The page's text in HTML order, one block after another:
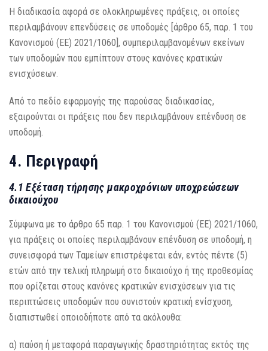
Η διαδικασία αφορά σε ολοκληρωμένες πράξεις, οι οποίες
περιλαμβάνουν επενδύσεις σε υποδομές [άρθρο 65, παρ. 1 του
Κανονισμού (ΕΕ) 2021/1060], συμπεριλαμβανομένων εκείνων
των υποδομών που εμπίπτουν στους κανόνες κρατικών
ενισχύσεων.
Από το πεδίο εφαρμογής της παρούσας διαδικασίας,
εξαιρούνται οι πράξεις που δεν περιλαμβάνουν επένδυση σε
υποδομή.
4. Περιγραφή
4.1 Εξέταση τήρησης μακροχρόνιων υποχρεώσεων
δικαιούχου
Σύμφωνα με το άρθρο 65 παρ. 1 του Κανονισμού (ΕΕ) 2021/1060,
για πράξεις οι οποίες περιλαμβάνουν επένδυση σε υποδομή, η
συνεισφορά των Ταμείων επιστρέφεται εάν, εντός πέντε (5)
ετών από την τελική πληρωμή στο δικαιούχο ή της προθεσμίας
που ορίζεται στους κανόνες κρατικών ενισχύσεων για τις
περιπτώσεις υποδομών που συνιστούν κρατική ενίσχυση,
διαπιστωθεί οποιοδήποτε από τα ακόλουθα:
α) παύση ή μεταφορά παραγωγικής δραστηριότητας εκτός της